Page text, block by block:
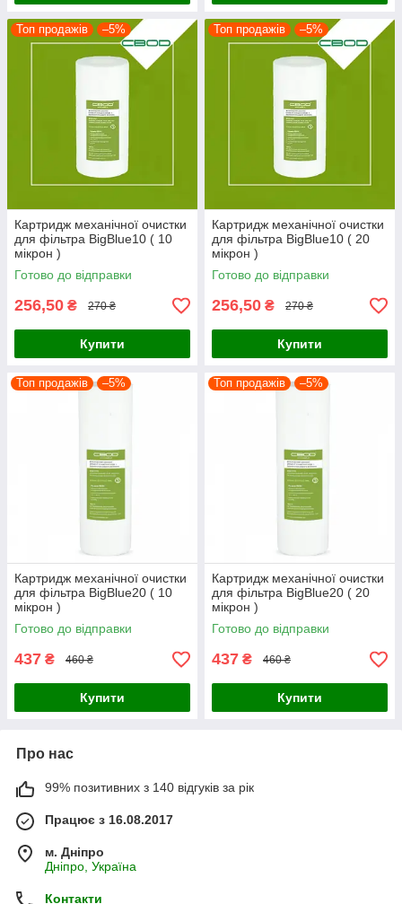
Топ продажів –5%
Картридж механічної очистки
для фільтра BigBlue10 ( 10
мікрон )
Готово до відправки
256,50 ₴ 270 ₴
Купити
Топ продажів –5%
Картридж механічної очистки
для фільтра BigBlue10 ( 20
мікрон )
Готово до відправки
256,50 ₴ 270 ₴
Купити
Топ продажів –5%
Картридж механічної очистки
для фільтра BigBlue20 ( 10
мікрон )
Готово до відправки
437 ₴ 460 ₴
Купити
Топ продажів –5%
Картридж механічної очистки
для фільтра BigBlue20 ( 20
мікрон )
Готово до відправки
437 ₴ 460 ₴
Купити
Про нас
99% позитивних з 140 відгуків за рік
Працює з 16.08.2017
м. Дніпро
Дніпро, Україна
Контакти